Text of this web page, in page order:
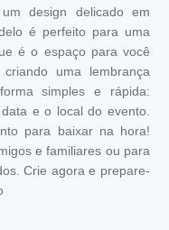
design delicado em
é perfeito para uma
é o espaço para você
uma lembrança
simples e rápida:
e o local do evento.
para baixar na hora!
e familiares ou para
Crie agora e prepare-